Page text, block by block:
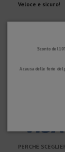
Veloce e sicuro!
PERCHÉ
Sconto del
A causa delle ferie